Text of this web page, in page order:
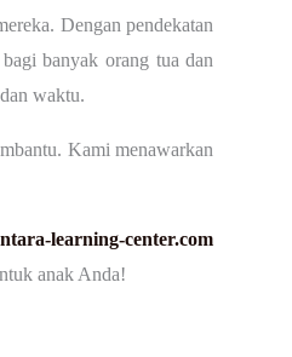
Dengan pendekatan
banyak orang tua dan
waktu.
Kami menawarkan
learning-center.com
anak Anda!